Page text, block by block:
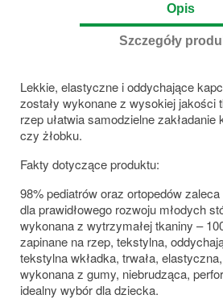
Opis
Szczegóły
Lekkie, elastyczne i oddychające
zostały wykonane z wysokiej jakości
rzep ułatwia samodzielne
czy żłobku.
Fakty dotyczące produktu:
98% pediatrów oraz ortopedów
dla prawidłowego rozwoju młodych
wykonana z wytrzymałej tkaniny –
zapinane na rzep, tekstylna,
tekstylna wkładka, trwała,
wykonana z gumy, niebrudząca,
idealny wybór dla dziecka.